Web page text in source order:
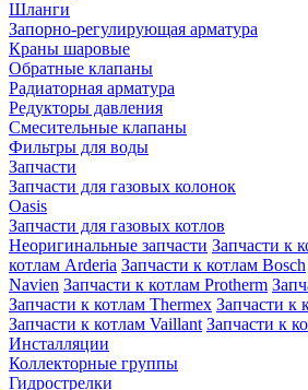
Шланги
Запорно-регулирующая арматура
Краны шаровые
Обратные клапаны
Радиаторная арматура
Редукторы давления
Смесительные клапаны
Фильтры для воды
Запчасти
Запчасти для газовых колонок
Oasis
Запчасти для газовых котлов
Неоригинальные запчасти Запчасти к
котлам Arderia Запчасти к котлам Bosch
Navien Запчасти к котлам Protherm
Запчасти к котлам Thermex Запчасти к
Запчасти к котлам Vaillant Запчасти к
Инсталляции
Коллекторные группы
Гидрострелки